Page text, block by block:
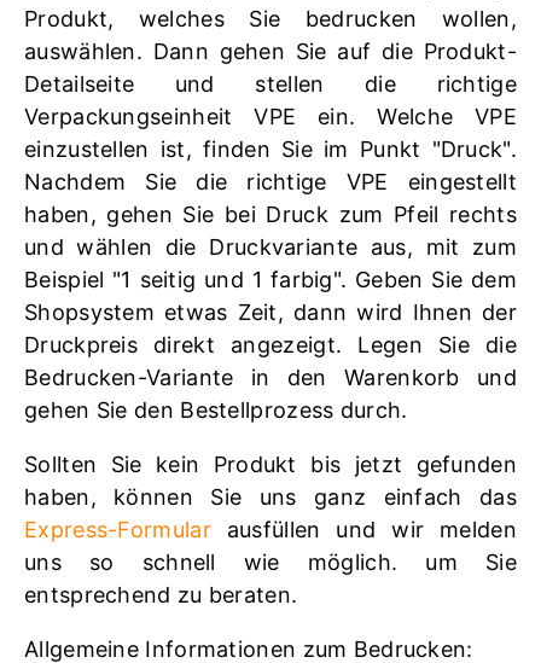
Produkt, welches Sie bedrucken wollen,
auswählen. Dann gehen Sie auf die Produkt-
Detailseite und stellen die richtige
Verpackungseinheit VPE ein. Welche VPE
einzustellen ist, finden Sie im Punkt "Druck".
Nachdem Sie die richtige VPE eingestellt
haben, gehen Sie bei Druck zum Pfeil rechts
und wählen die Druckvariante aus, mit zum
Beispiel "1 seitig und 1 farbig". Geben Sie dem
Shopsystem etwas Zeit, dann wird Ihnen der
Druckpreis direkt angezeigt. Legen Sie die
Bedrucken-Variante in den Warenkorb und
gehen Sie den Bestellprozess durch.
Sollten Sie kein Produkt bis jetzt gefunden
haben, können Sie uns ganz einfach das
Express-Formular ausfüllen und wir melden
uns so schnell wie möglich. um Sie
entsprechend zu beraten.
Allgemeine Informationen zum Bedrucken: